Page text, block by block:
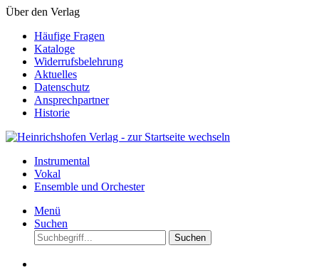
Über den Verlag
Häufige Fragen
Kataloge
Widerrufsbelehrung
Aktuelles
Datenschutz
Ansprechpartner
Historie
Instrumental
Vokal
Ensemble und Orchester
Menü
Suchen
Suchen